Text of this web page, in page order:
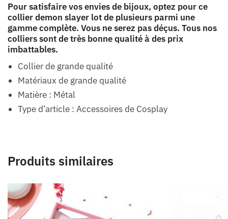
Pour satisfaire vos envies de bijoux, optez pour ce
collier demon slayer lot de plusieurs parmi une
gamme complète. Vous ne serez pas déçus. Tous nos
colliers sont de très bonne qualité à des prix
imbattables.
Collier de grande qualité
Matériaux de grande qualité
Matière : Métal
Type d’article : Accessoires de Cosplay
Produits similaires